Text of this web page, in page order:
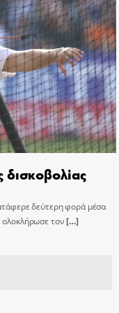
δεύτερη φορά μέσα
ολοκλήρωσε τον[…]